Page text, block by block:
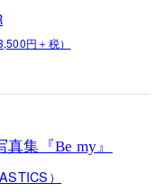
円＋税）
集『Be my』
）